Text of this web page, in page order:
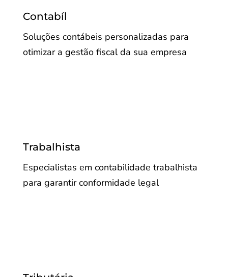
Contabíl
Soluções contábeis personalizadas para
otimizar a gestão fiscal da sua empresa
Trabalhista
Especialistas em contabilidade trabalhista
para garantir conformidade legal